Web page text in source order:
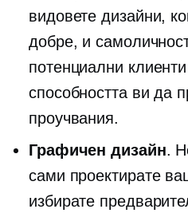
видовете дизайни,
добре, и
потенциални
способността ви да
проучвания.
Графичен дизайн.
сами проектирате
избирате